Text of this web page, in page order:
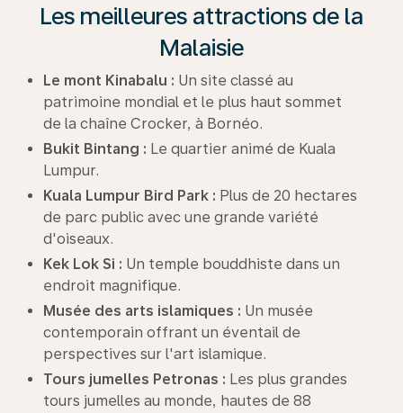
Les meilleures attractions de la
Malaisie
Le mont Kinabalu : Un site classé au
patrimoine mondial et le plus haut sommet
de la chaîne Crocker, à Bornéo.
Bukit Bintang : Le quartier animé de Kuala
Lumpur.
Kuala Lumpur Bird Park : Plus de 20 hectares
de parc public avec une grande variété
d'oiseaux.
Kek Lok Si : Un temple bouddhiste dans un
endroit magnifique.
Musée des arts islamiques : Un musée
contemporain offrant un éventail de
perspectives sur l'art islamique.
Tours jumelles Petronas : Les plus grandes
tours jumelles au monde, hautes de 88